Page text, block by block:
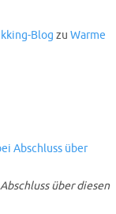
Blog zu Warme
über diesen